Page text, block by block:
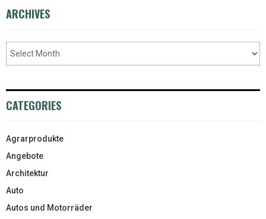
ARCHIVES
CATEGORIES
Agrarprodukte
Angebote
Architektur
Auto
Autos und Motorräder